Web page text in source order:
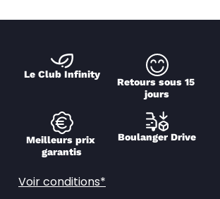
Le Club Infinity
Retours sous 15
jours
Meilleurs prix
garantis
Boulanger Drive
Voir conditions*